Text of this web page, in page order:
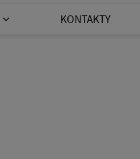
KONTAKTY